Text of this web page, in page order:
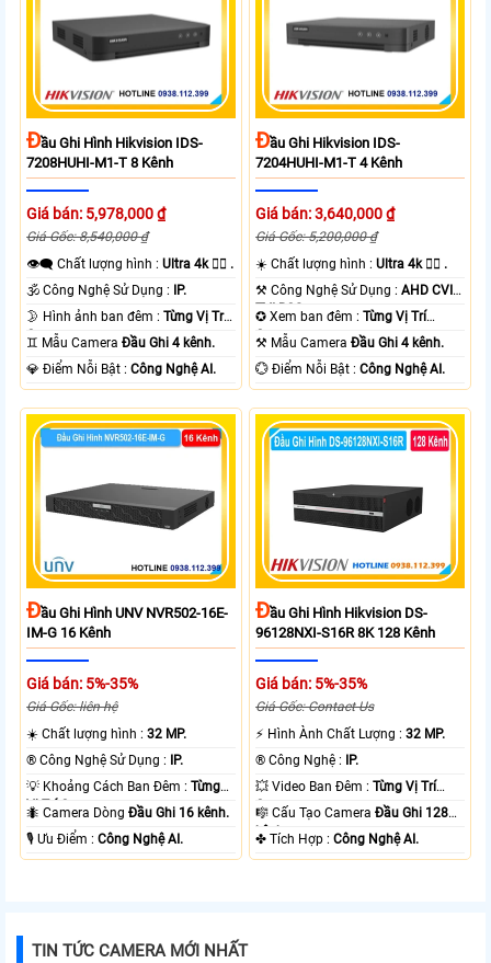
ĐẦu Ghi Hình Hikvision IDS-
7208HUHI-M1-T 8 Kênh
Giá bán: 5,978,000 ₫
Giá Gốc: 8,540,000 ₫
👁️‍🗨 Chất lượng hình :Ultra 4k 👍🏾 .
🕉️ Công Nghệ Sử Dụng :
IP.
🌛 Hình ảnh ban đêm :Từng Vị Trí
Camera .
♊ Mẫu CameraĐầu Ghi 4 kênh.
️💎 Điểm Nỗi Bật :Công Nghệ AI.
ĐẦu Ghi Hikvision IDS-
7204HUHI-M1-T 4 Kênh
Giá bán: 3,640,000 ₫
Giá Gốc: 5,200,000 ₫
☀️ Chất lượng hình :Ultra 4k 👍🏾 .
⚒ Công Nghệ Sử Dụng :AHD CVI
TVI BCS.
✪ Xem ban đêm :Từng Vị Trí
Camera .
⚒ Mẫu CameraĐầu Ghi 4 kênh.
️💮 Điểm Nỗi Bật :Công Nghệ AI.
ĐẦu Ghi Hình UNV NVR502-16E-
IM-G 16 Kênh
Giá bán: 5%-35%
Giá Gốc: liên hệ
☀️ Chất lượng hình :32 MP.
®️ Công Nghệ Sử Dụng :
IP.
💡 Khoảng Cách Ban Đêm :Từng
Vị Trí Camera .
🐜 Camera DòngĐầu Ghi 16 kênh.
️🎙 Ưu Điểm :Công Nghệ AI.
ĐẦu Ghi Hình Hikvision DS-
96128NXI-S16R 8K 128 Kênh
Giá bán: 5%-35%
Giá Gốc: Contact Us
️⚡ Hình Ành Chất Lượng :32 MP.
®️ Công Nghệ :
IP.
💥 Video Ban Đêm :Từng Vị Trí
Camera .
🎼️ Cấu Tạo CameraĐầu Ghi 128
kênh.
️✤ Tích Hợp :Công Nghệ AI.
TIN TỨC CAMERA MỚI NHẤT